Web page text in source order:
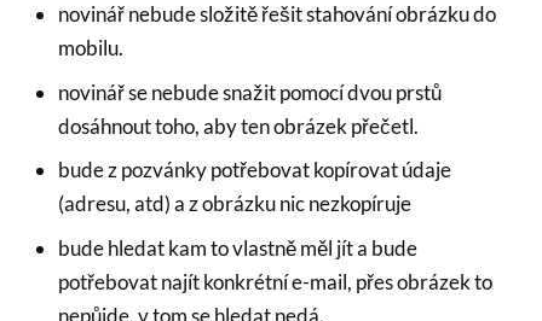
novinář nebude složitě řešit stahování obrázku do
mobilu.
novinář se nebude snažit pomocí dvou prstů
dosáhnout toho, aby ten obrázek přečetl.
bude z pozvánky potřebovat kopírovat údaje
(adresu, atd) a z obrázku nic nezkopíruje
bude hledat kam to vlastně měl jít a bude
potřebovat najít konkrétní e-mail, přes obrázek to
nepůjde, v tom se hledat nedá.